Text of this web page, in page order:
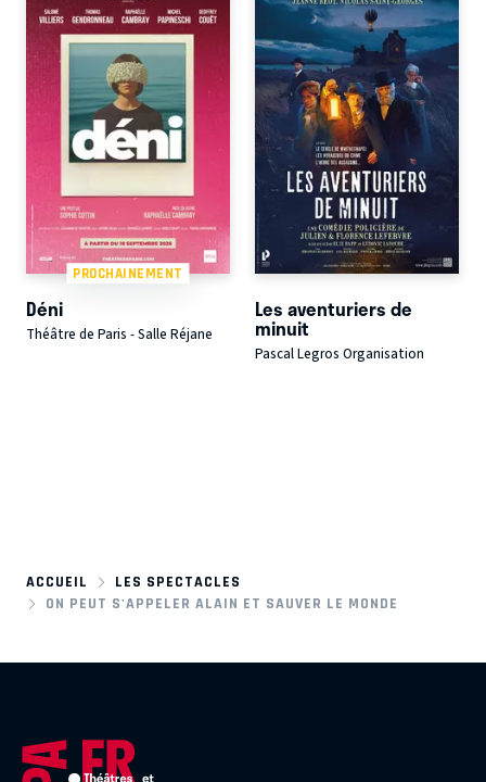
PROCHAINEMENT
Déni
Théâtre de Paris - Salle Réjane
Les aventuriers de
minuit
Pascal Legros Organisation
ACCUEIL
LES SPECTACLES
ON PEUT S'APPELER ALAIN ET SAUVER LE MONDE